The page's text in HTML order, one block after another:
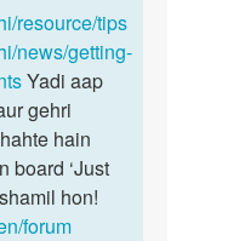
resource/tips
news/getting-
Yadi aap
gehri
hain
board ‘Just
hon!
forum